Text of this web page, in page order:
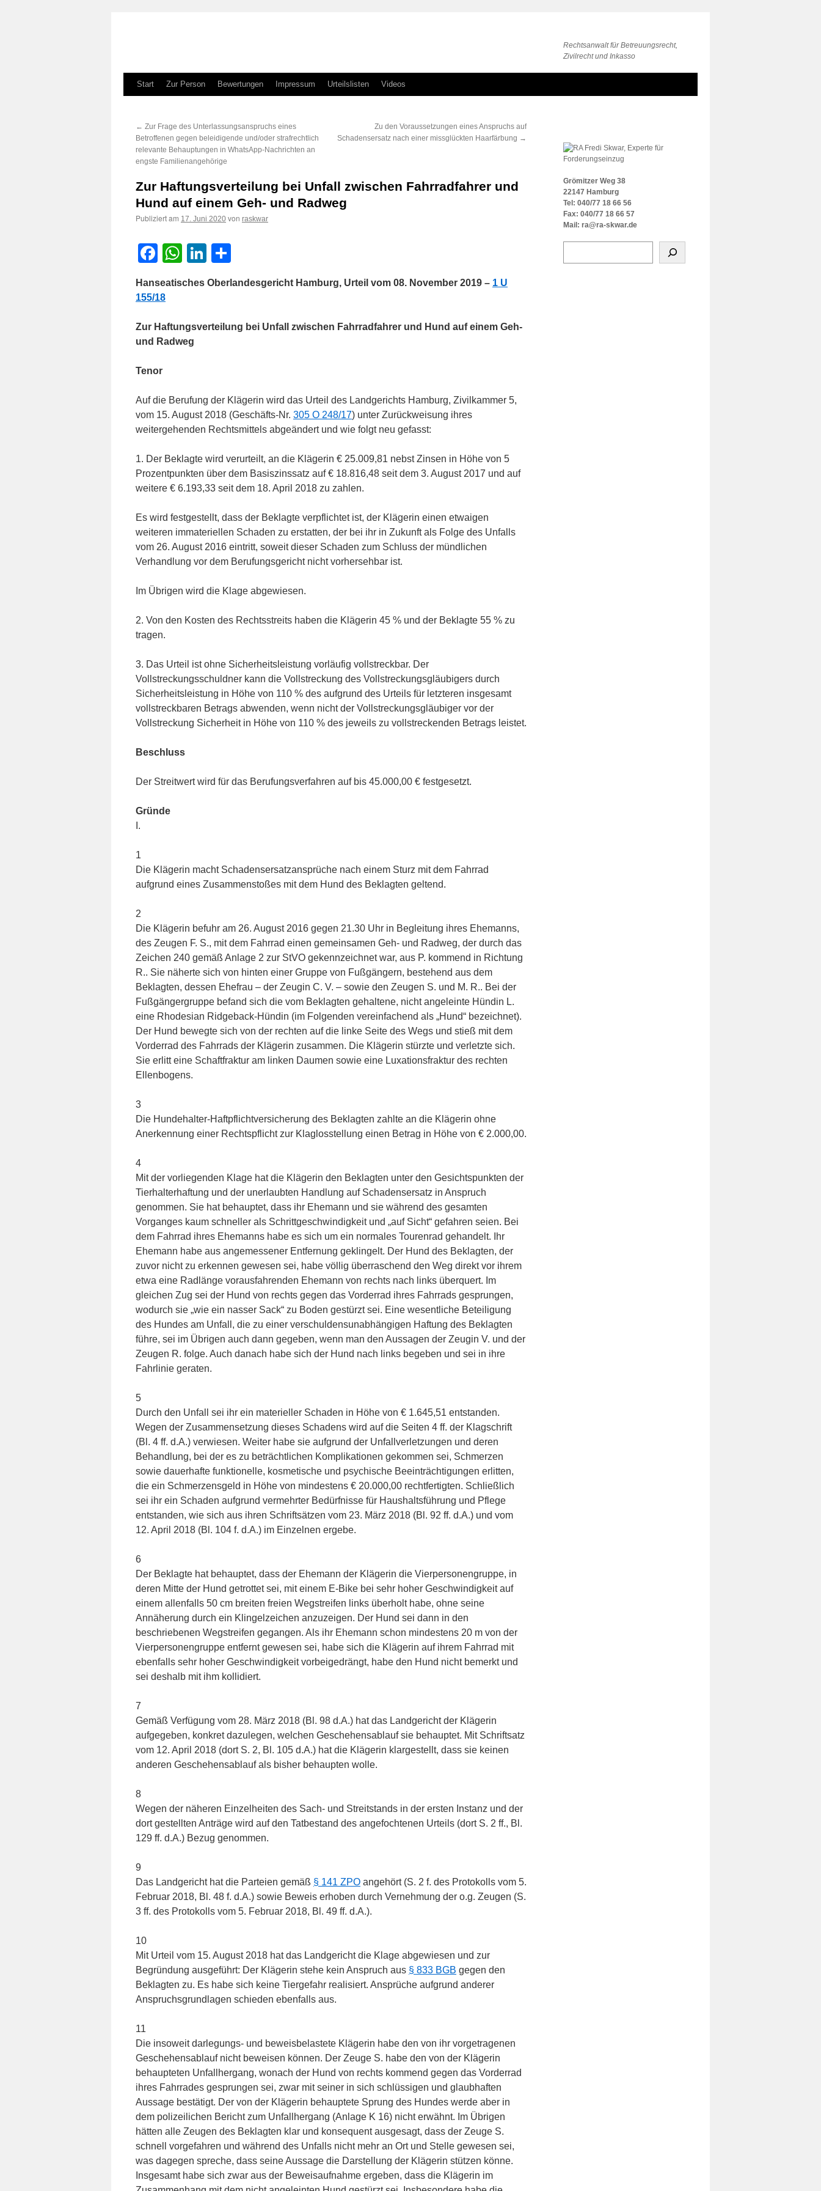
Rechtsanwalt für Betreuungsrecht,
Zivilrecht und Inkasso
Zum
springen
Start Zur Person Bewertungen Impressum Urteilslisten Videos
← Zur Frage des Unterlassungsanspruchs eines
Betroffenen gegen beleidigende und/oder strafrechtlich
relevante Behauptungen in WhatsApp-Nachrichten an
engste Familienangehörige
Zu den Voraussetzungen eines Anspruchs auf
Schadensersatz nach einer missglückten Haarfärbung →
Zur Haftungsverteilung bei Unfall zwischen Fahrradfahrer und
Hund auf einem Geh- und Radweg
Publiziert am 17. Juni 2020 von raskwar
Facebook
WhatsApp
LinkedIn
Hanseatisches Oberlandesgericht Hamburg, Urteil vom 08. November 2019 – 1 U
155/18
Zur Haftungsverteilung bei Unfall zwischen Fahrradfahrer und Hund auf einem Geh-
und Radweg
Tenor
Auf die Berufung der Klägerin wird das Urteil des Landgerichts Hamburg, Zivilkammer 5,
vom 15. August 2018 (Geschäfts-Nr. 305 O 248/17) unter Zurückweisung ihres
weitergehenden Rechtsmittels abgeändert und wie folgt neu gefasst:
1. Der Beklagte wird verurteilt, an die Klägerin € 25.009,81 nebst Zinsen in Höhe von 5
Prozentpunkten über dem Basiszinssatz auf € 18.816,48 seit dem 3. August 2017 und auf
weitere € 6.193,33 seit dem 18. April 2018 zu zahlen.
Es wird festgestellt, dass der Beklagte verpflichtet ist, der Klägerin einen etwaigen
weiteren immateriellen Schaden zu erstatten, der bei ihr in Zukunft als Folge des Unfalls
vom 26. August 2016 eintritt, soweit dieser Schaden zum Schluss der mündlichen
Verhandlung vor dem Berufungsgericht nicht vorhersehbar ist.
Im Übrigen wird die Klage abgewiesen.
2. Von den Kosten des Rechtsstreits haben die Klägerin 45 % und der Beklagte 55 % zu
tragen.
3. Das Urteil ist ohne Sicherheitsleistung vorläufig vollstreckbar. Der
Vollstreckungsschuldner kann die Vollstreckung des Vollstreckungsgläubigers durch
Sicherheitsleistung in Höhe von 110 % des aufgrund des Urteils für letzteren insgesamt
vollstreckbaren Betrags abwenden, wenn nicht der Vollstreckungsgläubiger vor der
Vollstreckung Sicherheit in Höhe von 110 % des jeweils zu vollstreckenden Betrags leistet.
Beschluss
Der Streitwert wird für das Berufungsverfahren auf bis 45.000,00 € festgesetzt.
Gründe
I.
1
Die Klägerin macht Schadensersatzansprüche nach einem Sturz mit dem Fahrrad
aufgrund eines Zusammenstoßes mit dem Hund des Beklagten geltend.
2
Die Klägerin befuhr am 26. August 2016 gegen 21.30 Uhr in Begleitung ihres Ehemanns,
des Zeugen F. S., mit dem Fahrrad einen gemeinsamen Geh- und Radweg, der durch das
Zeichen 240 gemäß Anlage 2 zur StVO gekennzeichnet war, aus P. kommend in Richtung
R.. Sie näherte sich von hinten einer Gruppe von Fußgängern, bestehend aus dem
Beklagten, dessen Ehefrau – der Zeugin C. V. – sowie den Zeugen S. und M. R.. Bei der
Fußgängergruppe befand sich die vom Beklagten gehaltene, nicht angeleinte Hündin L.
eine Rhodesian Ridgeback-Hündin (im Folgenden vereinfachend als „Hund“ bezeichnet).
Der Hund bewegte sich von der rechten auf die linke Seite des Wegs und stieß mit dem
Vorderrad des Fahrrads der Klägerin zusammen. Die Klägerin stürzte und verletzte sich.
Sie erlitt eine Schaftfraktur am linken Daumen sowie eine Luxationsfraktur des rechten
Ellenbogens.
3
Die Hundehalter-Haftpflichtversicherung des Beklagten zahlte an die Klägerin ohne
Anerkennung einer Rechtspflicht zur Klaglosstellung einen Betrag in Höhe von € 2.000,00.
4
Mit der vorliegenden Klage hat die Klägerin den Beklagten unter den Gesichtspunkten der
Tierhalterhaftung und der unerlaubten Handlung auf Schadensersatz in Anspruch
genommen. Sie hat behauptet, dass ihr Ehemann und sie während des gesamten
Vorganges kaum schneller als Schrittgeschwindigkeit und „auf Sicht“ gefahren seien. Bei
dem Fahrrad ihres Ehemanns habe es sich um ein normales Tourenrad gehandelt. Ihr
Ehemann habe aus angemessener Entfernung geklingelt. Der Hund des Beklagten, der
zuvor nicht zu erkennen gewesen sei, habe völlig überraschend den Weg direkt vor ihrem
etwa eine Radlänge vorausfahrenden Ehemann von rechts nach links überquert. Im
gleichen Zug sei der Hund von rechts gegen das Vorderrad ihres Fahrrads gesprungen,
wodurch sie „wie ein nasser Sack“ zu Boden gestürzt sei. Eine wesentliche Beteiligung
des Hundes am Unfall, die zu einer verschuldensunabhängigen Haftung des Beklagten
führe, sei im Übrigen auch dann gegeben, wenn man den Aussagen der Zeugin V. und der
Zeugen R. folge. Auch danach habe sich der Hund nach links begeben und sei in ihre
Fahrlinie geraten.
5
Durch den Unfall sei ihr ein materieller Schaden in Höhe von € 1.645,51 entstanden.
Wegen der Zusammensetzung dieses Schadens wird auf die Seiten 4 ff. der Klagschrift
(Bl. 4 ff. d.A.) verwiesen. Weiter habe sie aufgrund der Unfallverletzungen und deren
Behandlung, bei der es zu beträchtlichen Komplikationen gekommen sei, Schmerzen
sowie dauerhafte funktionelle, kosmetische und psychische Beeinträchtigungen erlitten,
die ein Schmerzensgeld in Höhe von mindestens € 20.000,00 rechtfertigten. Schließlich
sei ihr ein Schaden aufgrund vermehrter Bedürfnisse für Haushaltsführung und Pflege
entstanden, wie sich aus ihren Schriftsätzen vom 23. März 2018 (Bl. 92 ff. d.A.) und vom
12. April 2018 (Bl. 104 f. d.A.) im Einzelnen ergebe.
6
Der Beklagte hat behauptet, dass der Ehemann der Klägerin die Vierpersonengruppe, in
deren Mitte der Hund getrottet sei, mit einem E-Bike bei sehr hoher Geschwindigkeit auf
einem allenfalls 50 cm breiten freien Wegstreifen links überholt habe, ohne seine
Annäherung durch ein Klingelzeichen anzuzeigen. Der Hund sei dann in den
beschriebenen Wegstreifen gegangen. Als ihr Ehemann schon mindestens 20 m von der
Vierpersonengruppe entfernt gewesen sei, habe sich die Klägerin auf ihrem Fahrrad mit
ebenfalls sehr hoher Geschwindigkeit vorbeigedrängt, habe den Hund nicht bemerkt und
sei deshalb mit ihm kollidiert.
7
Gemäß Verfügung vom 28. März 2018 (Bl. 98 d.A.) hat das Landgericht der Klägerin
aufgegeben, konkret dazulegen, welchen Geschehensablauf sie behauptet. Mit Schriftsatz
vom 12. April 2018 (dort S. 2, Bl. 105 d.A.) hat die Klägerin klargestellt, dass sie keinen
anderen Geschehensablauf als bisher behaupten wolle.
8
Wegen der näheren Einzelheiten des Sach- und Streitstands in der ersten Instanz und der
dort gestellten Anträge wird auf den Tatbestand des angefochtenen Urteils (dort S. 2 ff., Bl.
129 ff. d.A.) Bezug genommen.
9
Das Landgericht hat die Parteien gemäß § 141 ZPO angehört (S. 2 f. des Protokolls vom 5.
Februar 2018, Bl. 48 f. d.A.) sowie Beweis erhoben durch Vernehmung der o.g. Zeugen (S.
3 ff. des Protokolls vom 5. Februar 2018, Bl. 49 ff. d.A.).
10
Mit Urteil vom 15. August 2018 hat das Landgericht die Klage abgewiesen und zur
Begründung ausgeführt: Der Klägerin stehe kein Anspruch aus § 833 BGB gegen den
Beklagten zu. Es habe sich keine Tiergefahr realisiert. Ansprüche aufgrund anderer
Anspruchsgrundlagen schieden ebenfalls aus.
11
Die insoweit darlegungs- und beweisbelastete Klägerin habe den von ihr vorgetragenen
Geschehensablauf nicht beweisen können. Der Zeuge S. habe den von der Klägerin
behaupteten Unfallhergang, wonach der Hund von rechts kommend gegen das Vorderrad
ihres Fahrrades gesprungen sei, zwar mit seiner in sich schlüssigen und glaubhaften
Aussage bestätigt. Der von der Klägerin behauptete Sprung des Hundes werde aber in
dem polizeilichen Bericht zum Unfallhergang (Anlage K 16) nicht erwähnt. Im Übrigen
hätten alle Zeugen des Beklagten klar und konsequent ausgesagt, dass der Zeuge S.
schnell vorgefahren und während des Unfalls nicht mehr an Ort und Stelle gewesen sei,
was dagegen spreche, dass seine Aussage die Darstellung der Klägerin stützen könne.
Insgesamt habe sich zwar aus der Beweisaufnahme ergeben, dass die Klägerin im
Grömitzer Weg 38
22147 Hamburg
Tel: 040/77 18 66 56
Fax: 040/77 18 66 57
Mail: ra@ra-skwar.de